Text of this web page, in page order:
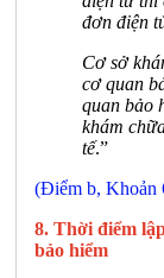
đơn điện
Cơ sở
cơ quan
quan bảo
khám
tế.”
(Điểm b, Khoản
8. Thời điểm
bảo hiểm